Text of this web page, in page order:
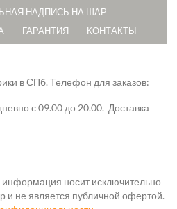
НАДПИСЬ НА ШАР
ГАРАНТИЯ КОНТАКТЫ
в СПб. Телефон для заказов:
с 09.00 до 20.00. Доставка
носит исключительно
не является публичной офертой.